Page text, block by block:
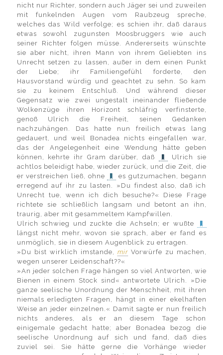
nicht nur Richter, sondern auch Jäger sei und zuweilen
mit funkelnden Augen vom Raubzeug spreche,
welches das Wild verfolge; es schien ihr, daß daraus
etwas sowohl zugunsten Moosbruggers wie auch
seiner Richter folgen müsse. Andererseits wünschte
sie aber nicht, ihren Mann von ihrem Geliebten ins
Unrecht setzen zu lassen, außer in dem einen Punkt
der Liebe; ihr Familiengefühl forderte, den
Hausvorstand würdig und geachtet zu sehn. So kam
sie zu keinem Entschluß. Und während dieser
Gegensatz wie zwei ungestalt ineinander fließende
Wolkenzüge ihren Horizont schläfrig verfinsterte,
genoß Ulrich die Freiheit, seinen Gedanken
nachzuhängen. Das hatte nun freilich etwas lang
gedauert, und weil Bonadea nichts eingefallen war,
das der Angelegenheit eine Wendung hätte geben
können, kehrte ihr Gram darüber, daß
Ulrich sie
achtlos beleidigt habe, wieder zurück, und die Zeit, die
er verstreichen ließ, ohne
es gutzumachen, begann
erregend auf ihr zu lasten. »Du findest also, daß ich
Unrecht tue, wenn ich dich besuche?« Diese Frage
richtete sie schließlich langsam und betont an ihn,
traurig, aber mit gesammeltem Kampfwillen.
Ulrich schwieg und zuckte die Achseln; er wußte
längst nicht mehr, wovon sie sprach, aber er fand es
unmöglich, sie in diesem Augenblick zu ertragen.
»Du bist wirklich imstande, mirVorwürfe zu machen,
wegen unserer Leidenschaft??«
»An jeder solchen Frage hängen so viel Antworten, wie
Bienen in einem Stock sind« antwortete Ulrich. »Die
ganze seelische Unordnung der Menschheit, mit ihren
niemals erledigten Fragen, hängt in einer ekelhaften
Weise an jeder einzelnen.« Damit sagte er nun freilich
nichts anderes, als er an diesem Tage schon
einigemale gedacht hatte; aber Bonadea bezog die
seelische Unordnung auf sich und fand, daß dies
zuviel sei. Sie hätte gerne die Vorhänge wieder